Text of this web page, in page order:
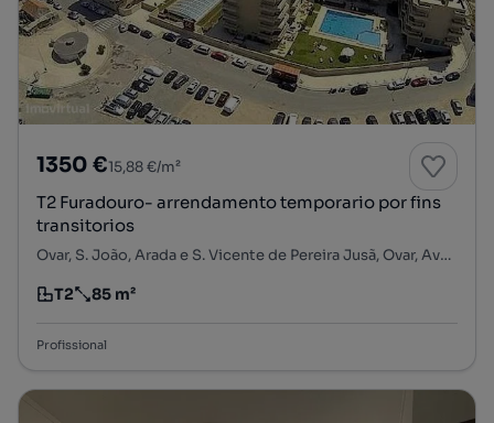
1350 €15,88 €/m²
T2 Furadouro- arrendamento temporario por fins
transitorios
Ovar, S. João, Arada e S. Vicente de Pereira Jusã, Ovar, Aveiro
Tipologia
T2
Preço por metro quadrado
85 m²
Profissional